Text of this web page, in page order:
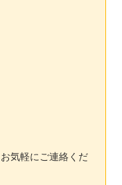
気軽にご連絡くだ